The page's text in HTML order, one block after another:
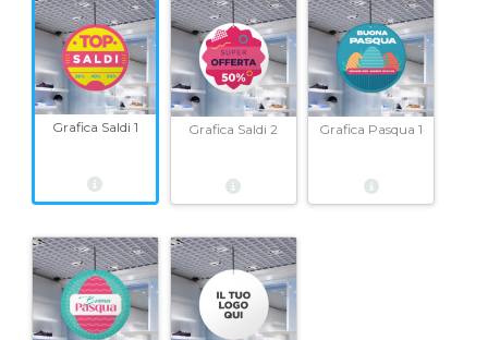
Grafica Saldi 1 Grafica Saldi 2 Grafica Pasqua 1